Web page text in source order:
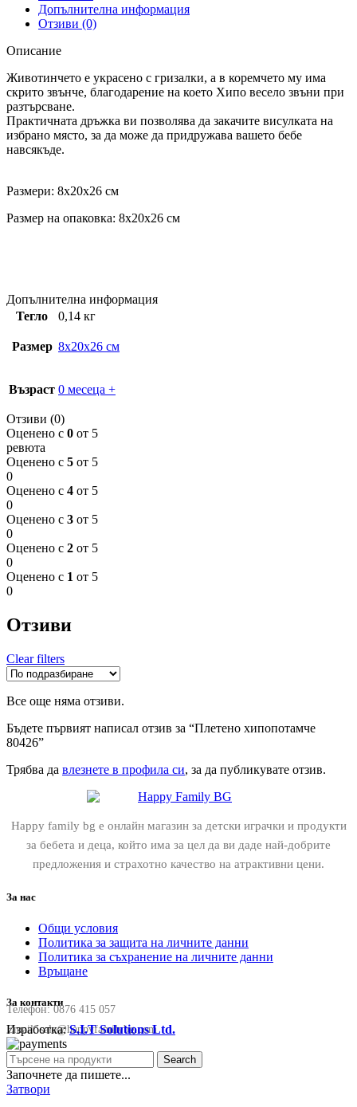
Допълнителна информация
Отзиви (0)
Описание
Животинчето е украсено с гризалки, а в коремчето му има
скрито звънче, благодарение на което Хипо весело звъни при
разтърсване.
Практичната дръжка ви позволява да закачите висулката на
избрано място, за да може да придружава вашето бебе
навсякъде.
Размери: 8x20x26 см
Размер на опаковка: 8x20x26 см
Допълнителна информация
Тегло
0,14 кг
Размер 8x20x26 см
Възраст 0 месеца +
Отзиви (0)
Оценено с 0 от 5
ревюта
Оценено с 5 от 5
0
Оценено с 4 от 5
0
Оценено с 3 от 5
0
Оценено с 2 от 5
0
Оценено с 1 от 5
0
Отзиви
Clear filters
Все още няма отзиви.
Бъдете първият написал отзив за “Плетено хипопотамче
80426”
Трябва да влезнете в профила си, за да публикувате отзив.
Happy family bg е онлайн магазин за детски играчки и продукти
за бебета и деца, който има за цел да ви даде най-добрите
предложения и страхотно качество на атрактивни цени.
За нас
Общи условия
Политика за защита на личните данни
Политика за съхранение на личните данни
Връщане
За контакти
Телефон:0876 415 057
Email:sale@happyfamilybg.com
Изработка:S.I.T Solutions Ltd.
Search
Започнете да пишете...
Затвори